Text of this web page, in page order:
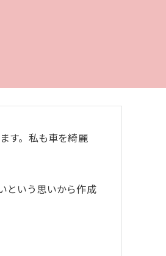
す。私も車を綺麗
という思いから作成